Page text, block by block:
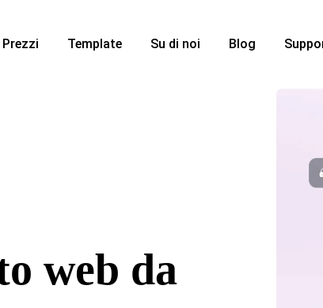
Prezzi Template Su di noi Blog
web da